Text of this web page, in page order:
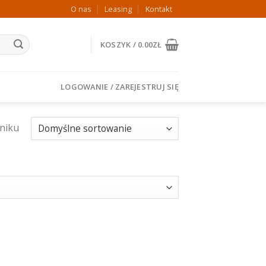
O nas Leasing Kontakt
KOSZYK / 0.00ZŁ
LOGOWANIE / ZAREJESTRUJ SIĘ